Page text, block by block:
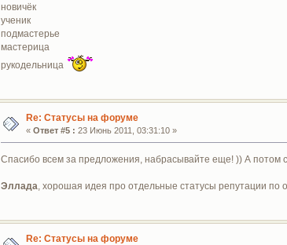
новичёк
ученик
подмастерье
мастерица
рукодельница
Re: Статусы на форуме
« Ответ #5 : 23 Июнь 2011, 03:31:10 »
Спасибо всем за предложения, набрасывайте еще! )) А потом
Эллада , хорошая идея про отдельные статусы репутации
Re: Статусы на форуме